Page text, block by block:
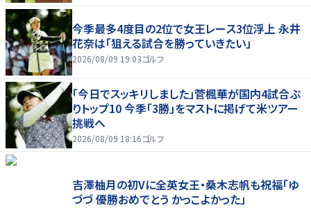
今季最多4度目の2位で女王レース3位浮上 永井
花奈は「狙える試合を勝っていきたい」
2026/08/09 19:03ゴルフ
「今日でスッキリしました」菅楓華が国内4試合ぶ
りトップ10 今季「3勝」をマストに掲げて米ツアー
挑戦へ
2026/08/09 18:16ゴルフ
吉澤柚月の初Vに全英女王・桑木志帆も祝福「ゆ
づづ 優勝おめでとう かっこよかった」